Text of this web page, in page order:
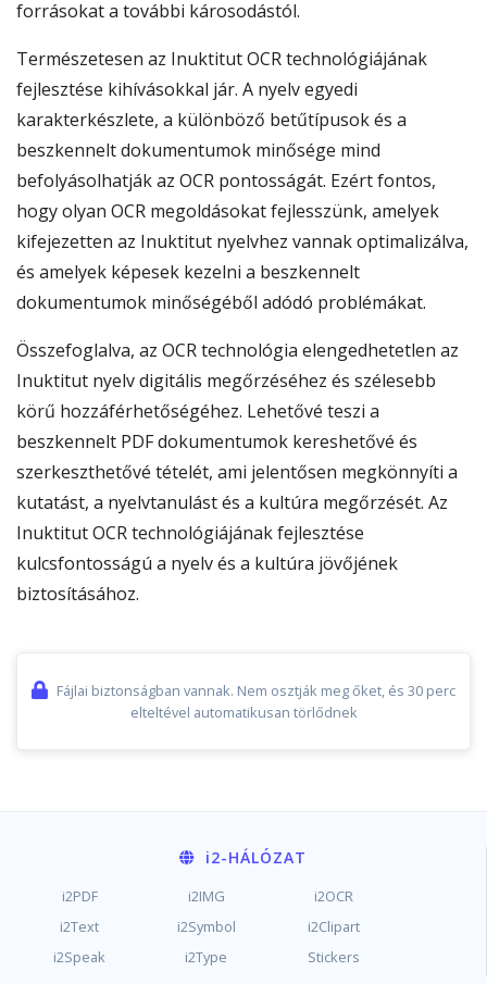
forrásokat a további károsodástól.
Természetesen az Inuktitut OCR technológiájának
fejlesztése kihívásokkal jár. A nyelv egyedi
karakterkészlete, a különböző betűtípusok és a
beszkennelt dokumentumok minősége mind
befolyásolhatják az OCR pontosságát. Ezért fontos,
hogy olyan OCR megoldásokat fejlesszünk, amelyek
kifejezetten az Inuktitut nyelvhez vannak optimalizálva,
és amelyek képesek kezelni a beszkennelt
dokumentumok minőségéből adódó problémákat.
Összefoglalva, az OCR technológia elengedhetetlen az
Inuktitut nyelv digitális megőrzéséhez és szélesebb
körű hozzáférhetőségéhez. Lehetővé teszi a
beszkennelt PDF dokumentumok kereshetővé és
szerkeszthetővé tételét, ami jelentősen megkönnyíti a
kutatást, a nyelvtanulást és a kultúra megőrzését. Az
Inuktitut OCR technológiájának fejlesztése
kulcsfontosságú a nyelv és a kultúra jövőjének
biztosításához.
Fájlai biztonságban vannak. Nem osztják meg őket, és 30 perc
elteltével automatikusan törlődnek
i2-HÁLÓZAT
i2PDF i2IMG
i2OCR
i2Text
i2Symbol
i2Clipart
i2Speak
i2Type Stickers